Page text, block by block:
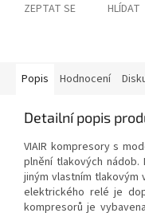
ZEPTAT SE HLÍDAT
Popis Hodnocení
Detailní popis
VIAIR kompresory s
plnění tlakových
jiným vlastním tlakovým
elektrického relé je
kompresorů je